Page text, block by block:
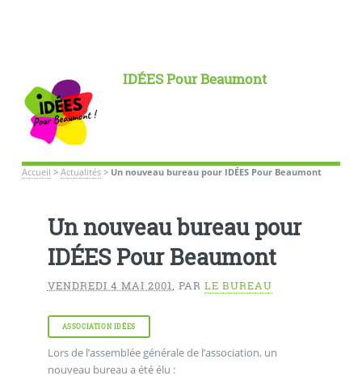
IDÉES Pour Beaumont
Accueil > Actualités> Un nouveau bureau pour IDÉES Pour Beaumont
Un nouveau bureau pour
IDÉES Pour Beaumont
VENDREDI 4 MAI 2001, PAR LE BUREAU
ASSOCIATION IDÉES
Lors de l’assemblée générale de l’association, un
nouveau bureau a été élu :